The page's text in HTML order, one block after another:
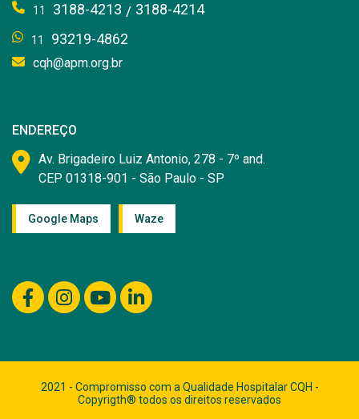
11 3188-4213 / 3188-4214
11 93219-4862
cqh@apm.org.br
ENDEREÇO
Av. Brigadeiro Luiz Antonio, 278 - 7º and.
CEP 01318-901 - São Paulo - SP
Google Maps Waze
2021 - Compromisso com a Qualidade Hospitalar CQH -
Copyrigth® todos os direitos reservados